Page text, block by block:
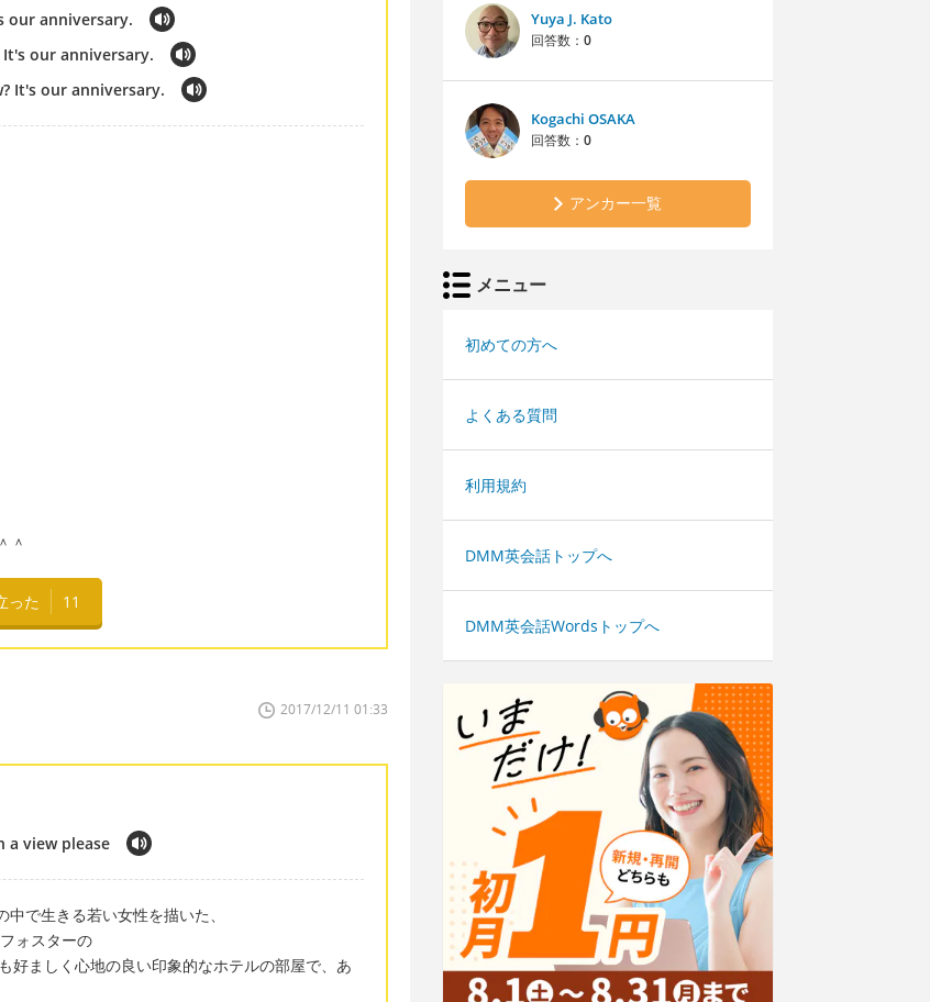
our anniversary.
our anniversary.
It's our anniversary.
＾
った 11
2017/12/11 01:33
a view please
で生きる若い女性を描いた、
ォスターの
ましく心地の良い印象的なホテルの部屋で、あ
Yuya J. Kato
回答数： 0
Kogachi OSAKA
回答数： 0
アンカー一覧
メニュー
初めての方へ
よくある質問
利用規約
DMM英会話トップへ
DMM英会話Wordsトップへ